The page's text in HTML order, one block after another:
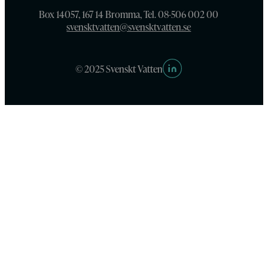
Box 14057, 167 14 Bromma, Tel. 08-506 002 00
svensktvatten@svensktvatten.se
© 2025 Svenskt Vatten